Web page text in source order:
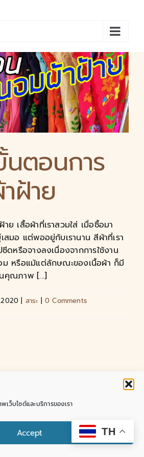
เว็บไซต์และบริการของเรา
Accept
นตอนการ
ฝ้าย
ย เสื้อผ้าที่เราสวมใส่ เมื่อซื้อมา
สมอ แต่พออยู่กับเรานาน สีผ้าที่เรา
ดหรือจางลงเนื่องจากการใช้งาน
ม หรือแม้แต่ลักษณะของเนื้อผ้า ก็มี
นคุณภาพ [...]
| สาระ | 0 Comments
byชุดพื้นเมือง ผ้าฝ้ายลำพูน บาย สุธา
InstagramPinterestTiktokYouTube
Email
TH